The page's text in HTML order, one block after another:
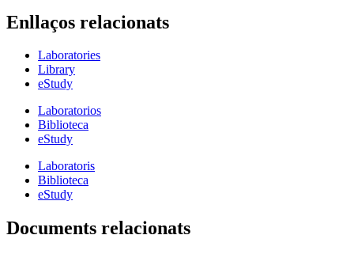
Enllaços relacionats
Laboratories
Library
eStudy
Laboratorios
Biblioteca
eStudy
Laboratoris
Biblioteca
eStudy
Documents relacionats